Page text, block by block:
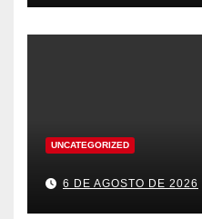
UNCATEGORIZED
6 DE AGOSTO DE 2026